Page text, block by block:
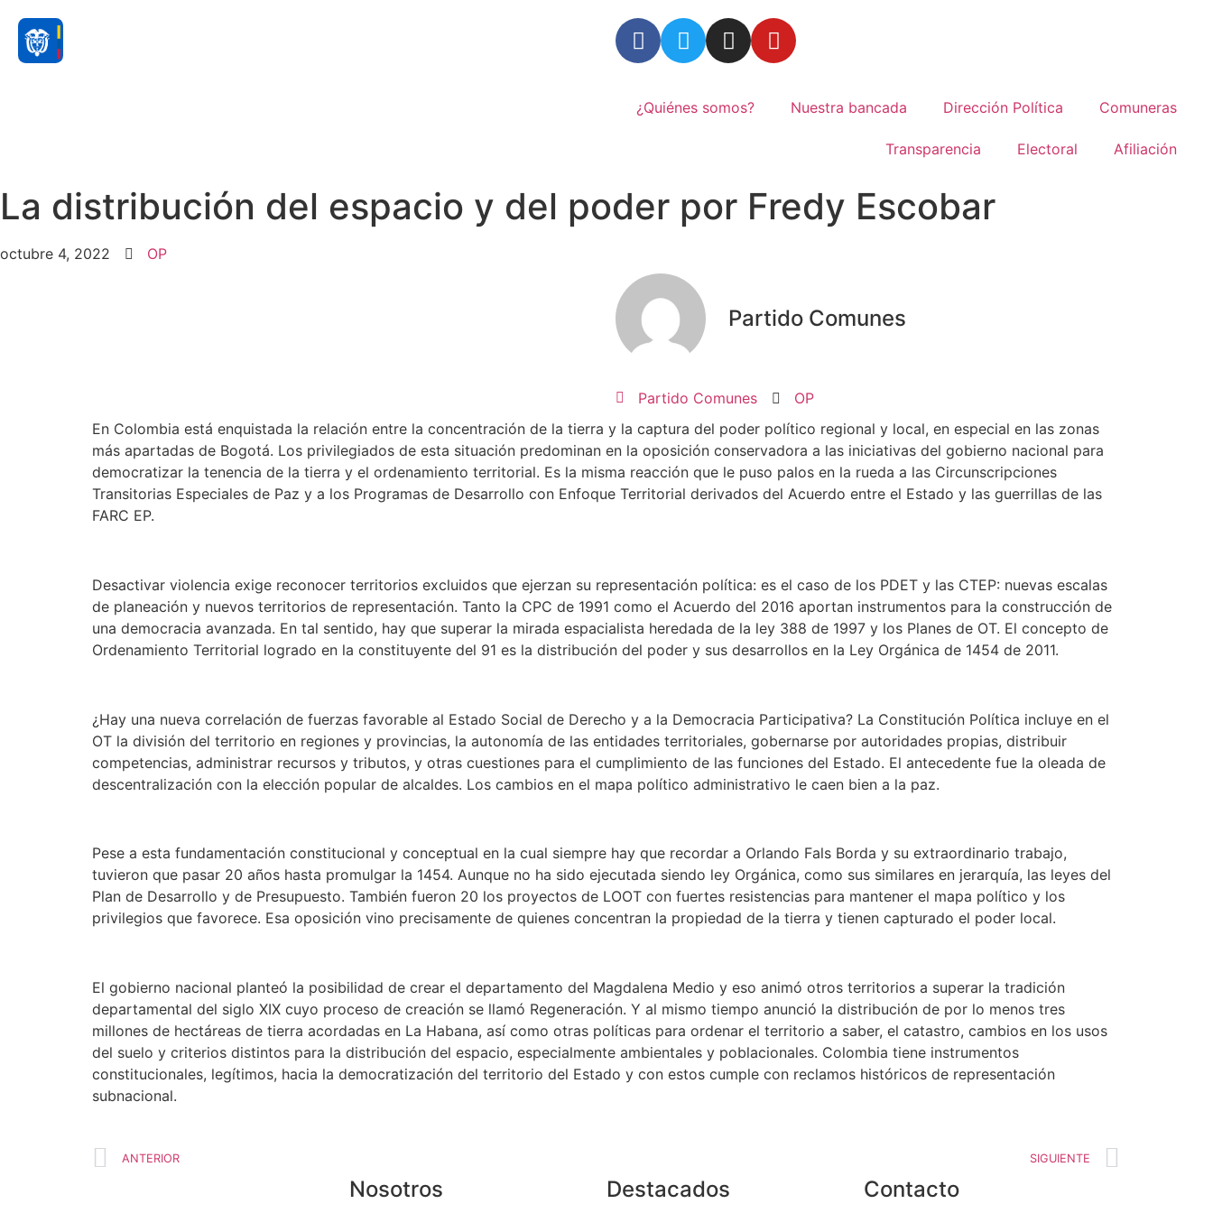
¿Quiénes somos? Nuestra bancada Dirección Política Comuneras
Transparencia Electoral Afiliación
La distribución del espacio y del poder por Fredy Escobar
octubre 4, 2022 OP
Partido Comunes
Partido Comunes
OP
En Colombia está enquistada la relación entre la concentración de la tierra y la captura del poder político regional y local, en especial en las zonas
más apartadas de Bogotá. Los privilegiados de esta situación predominan en la oposición conservadora a las iniciativas del gobierno nacional para
democratizar la tenencia de la tierra y el ordenamiento territorial. Es la misma reacción que le puso palos en la rueda a las Circunscripciones
Transitorias Especiales de Paz y a los Programas de Desarrollo con Enfoque Territorial derivados del Acuerdo entre el Estado y las guerrillas de las
FARC EP.
Desactivar violencia exige reconocer territorios excluidos que ejerzan su representación política: es el caso de los PDET y las CTEP: nuevas escalas
de planeación y nuevos territorios de representación. Tanto la CPC de 1991 como el Acuerdo del 2016 aportan instrumentos para la construcción de
una democracia avanzada. En tal sentido, hay que superar la mirada espacialista heredada de la ley 388 de 1997 y los Planes de OT. El concepto de
Ordenamiento Territorial logrado en la constituyente del 91 es la distribución del poder y sus desarrollos en la Ley Orgánica de 1454 de 2011.
¿Hay una nueva correlación de fuerzas favorable al Estado Social de Derecho y a la Democracia Participativa? La Constitución Política incluye en el
OT la división del territorio en regiones y provincias, la autonomía de las entidades territoriales, gobernarse por autoridades propias, distribuir
competencias, administrar recursos y tributos, y otras cuestiones para el cumplimiento de las funciones del Estado. El antecedente fue la oleada de
descentralización con la elección popular de alcaldes. Los cambios en el mapa político administrativo le caen bien a la paz.
Pese a esta fundamentación constitucional y conceptual en la cual siempre hay que recordar a Orlando Fals Borda y su extraordinario trabajo,
tuvieron que pasar 20 años hasta promulgar la 1454. Aunque no ha sido ejecutada siendo ley Orgánica, como sus similares en jerarquía, las leyes del
Plan de Desarrollo y de Presupuesto. También fueron 20 los proyectos de LOOT con fuertes resistencias para mantener el mapa político y los
privilegios que favorece. Esa oposición vino precisamente de quienes concentran la propiedad de la tierra y tienen capturado el poder local.
El gobierno nacional planteó la posibilidad de crear el departamento del Magdalena Medio y eso animó otros territorios a superar la tradición
departamental del siglo XIX cuyo proceso de creación se llamó Regeneración. Y al mismo tiempo anunció la distribución de por lo menos tres
millones de hectáreas de tierra acordadas en La Habana, así como otras políticas para ordenar el territorio a saber, el catastro, cambios en los usos
del suelo y criterios distintos para la distribución del espacio, especialmente ambientales y poblacionales. Colombia tiene instrumentos
constitucionales, legítimos, hacia la democratización del territorio del Estado y con estos cumple con reclamos históricos de representación
subnacional.
ANTERIOR SIGUIENTE
Nosotros Destacados Contacto